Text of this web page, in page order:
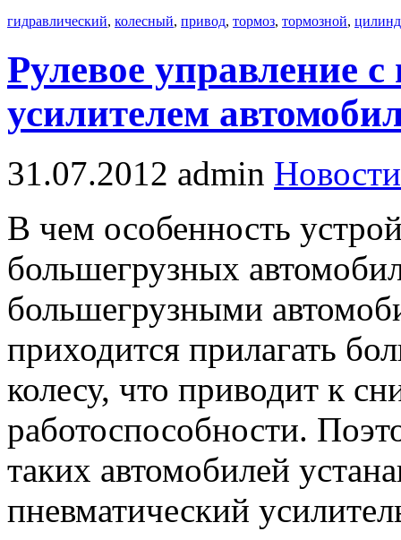
гидравлический, колесный, привод, тормоз, тормозной,
Рулевое управление
усилителем
31.07.2012 admin Новости
В чем особенность
большегрузных
большегрузными
приходится прилагать
колесу, что приводит к
работоспособности.
таких автомобилей
пневматический